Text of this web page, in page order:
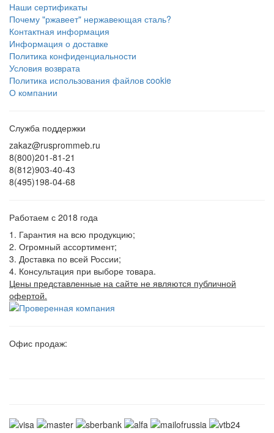
Наши сертификаты
Почему "ржавеет" нержавеющая сталь?
Контактная информация
Информация о доставке
Политика конфиденциальности
Условия возврата
Политика использования файлов cookie
О компании
Служба поддержки
zakaz@rusprommeb.ru
8(800)201-81-21
8(812)903-40-43
8(495)198-04-68
Работаем с 2018 года
1. Гарантия на всю продукцию;
2. Огромный ассортимент;
3. Доставка по всей России;
4. Консультация при выборе товара.
Цены представленные на сайте не являются публичной
офертой.
Офис продаж: